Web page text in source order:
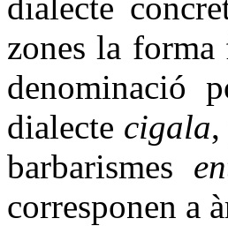
zones la
denominació
dialecte cigala
barbarismes
corresponen a